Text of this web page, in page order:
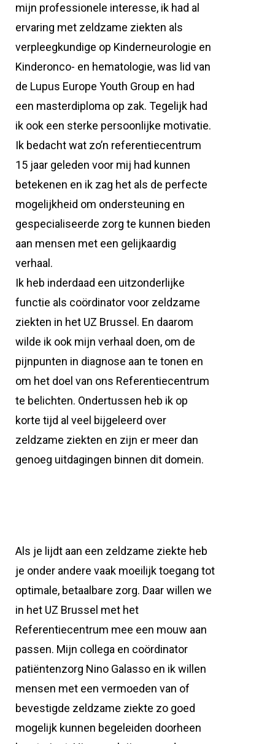
Als je lijdt aan een zeldzame ziekte heb
je onder andere vaak moeilijk toegang tot
optimale, betaalbare zorg. Daar willen we
in het UZ Brussel met het
Referentiecentrum mee een mouw aan
passen. Mijn collega en coördinator
patiëntenzorg Nino Galasso en ik willen
mensen met een vermoeden van of
bevestigde zeldzame ziekte zo goed
mogelijk kunnen begeleiden doorheen
mijn professionele interesse, ik had al
ervaring met zeldzame ziekten als
verpleegkundige op Kinderneurologie en
Kinderonco- en hematologie, was lid van
de Lupus Europe Youth Group en had
een masterdiploma op zak. Tegelijk had
ik ook een sterke persoonlijke motivatie.
Ik bedacht wat zo’n referentiecentrum
15 jaar geleden voor mij had kunnen
betekenen en ik zag het als de perfecte
mogelijkheid om ondersteuning en
gespecialiseerde zorg te kunnen bieden
aan mensen met een gelijkaardig
verhaal.
Ik heb inderdaad een uitzonderlijke
functie als coördinator voor zeldzame
ziekten in het UZ Brussel. En daarom
wilde ik ook mijn verhaal doen, om de
pijnpunten in diagnose aan te tonen en
om het doel van ons Referentiecentrum
te belichten. Ondertussen heb ik op
korte tijd al veel bijgeleerd over
zeldzame ziekten en zijn er meer dan
genoeg uitdagingen binnen dit domein.